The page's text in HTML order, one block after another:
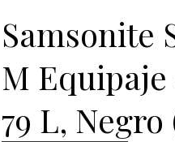
Samsonite
M
79 L,